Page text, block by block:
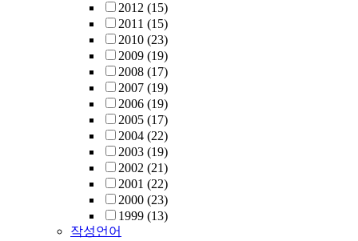
2012 (15)
2011 (15)
2010 (23)
2009 (19)
2008 (17)
2007 (19)
2006 (19)
2005 (17)
2004 (22)
2003 (19)
2002 (21)
2001 (22)
2000 (23)
1999 (13)
작성언어